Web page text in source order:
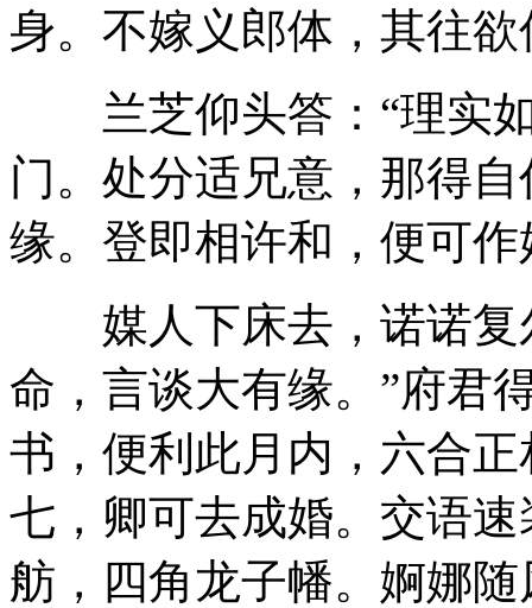
身。不嫁义郎体，其往欲
兰芝仰头答：“理实如
门。处分适兄意，那得
缘。登即相许和，便可作
媒人下床去，诺诺复
命，言谈大有缘。”府君
书，便利此月内，六合
七，卿可去成婚。交语
舫，四角龙子幡。婀娜